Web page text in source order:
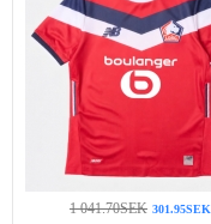
1 041.70SEK 301.95SEK